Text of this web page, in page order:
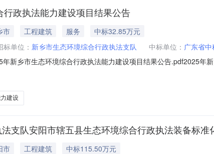
政执法能力建设项目结果公告
市 工程建筑 服务
中标32.85万元
标单位： 新乡市生态环境综合行政执法支队 中标单位： 广东省
新乡市生态环境综合行政执法能力建设项目结果公告.pdf2025年
工程咨询管理有限公司受新乡市生态环境综合行政执法支队的委
建设
支队安阳市辖五县生态环境综合行政执法装备标准
市 工程建筑
中标115.50万元